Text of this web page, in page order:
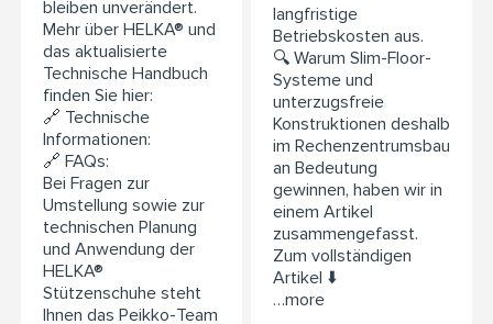
bleiben unverändert.
Mehr über HELKA® und
das aktualisierte
Technische Handbuch
finden Sie hier:
🔗 Technische
Informationen:
🔗 FAQs:
Bei Fragen zur
Umstellung sowie zur
technischen Planung
und Anwendung der
HELKA®
Stützenschuhe steht
Ihnen das Peikko-Team
langfristige
Betriebskosten aus.
🔍 Warum Slim-Floor-
Systeme und
unterzugsfreie
Konstruktionen deshalb
im Rechenzentrumsbau
an Bedeutung
gewinnen, haben wir in
einem Artikel
zusammengefasst.
Zum vollständigen
Artikel ⬇️
…more